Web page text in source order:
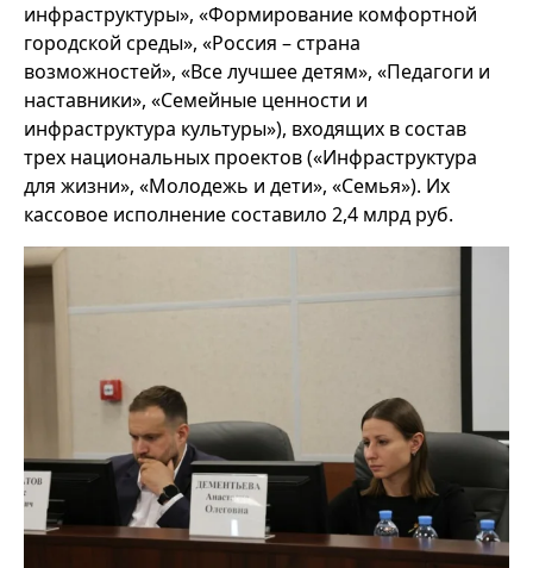
инфраструктуры», «Формирование комфортной
городской среды», «Россия – страна
возможностей», «Все лучшее детям», «Педагоги и
наставники», «Семейные ценности и
инфраструктура культуры»), входящих в состав
трех национальных проектов («Инфраструктура
для жизни», «Молодежь и дети», «Семья»). Их
кассовое исполнение составило 2,4 млрд руб.